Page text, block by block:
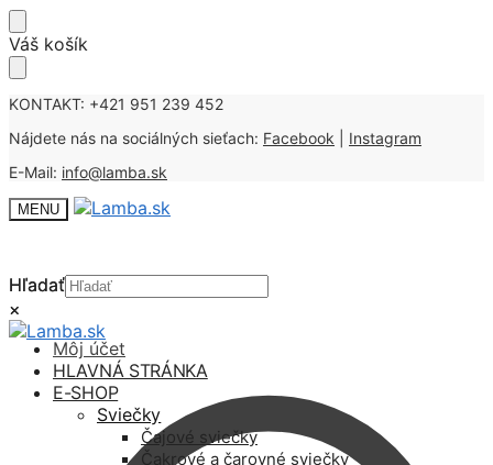
Skip
to
Skip
to
Váš košík
KONTAKT: +421 951 239 452
Nájdete nás na sociálných sieťach: Facebook
Instagram
E-Mail: info@lamba.sk
MENU
Hľadať
×
Môj účet
Hľadať
×
HLAVNÁ STRÁNKA
E-SHOP
Sviečky
Čajové sviečky
Čakrové a čarovné sviečky